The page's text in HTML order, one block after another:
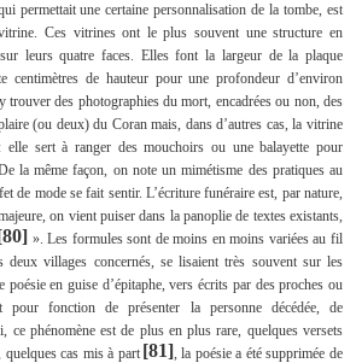
permettait une certaine personnalisation de la tombe, est
Ces vitrines ont le plus souvent une structure en
leurs quatre faces. Elles font la largeur de la plaque
centimètres de hauteur pour une profondeur d’environ
trouver des photographies du mort, encadrées ou non, des
(ou deux) du Coran mais, dans d’autres cas, la vitrine
sert à ranger des mouchoirs ou une balayette pour
la même façon, on note un mimétisme des pratiques au
de mode se fait sentir. L’écriture funéraire est, par nature,
on vient puiser dans la panoplie de textes existants,
». Les formules sont de moins en moins variées au fil
deux villages concernés, se lisaient très souvent sur les
poésie en guise d’épitaphe, vers écrits par des proches ou
fonction de présenter la personne décédée, de
ce phénomène est de plus en plus rare, quelques versets
cas mis à part [81], la poésie a été supprimée de